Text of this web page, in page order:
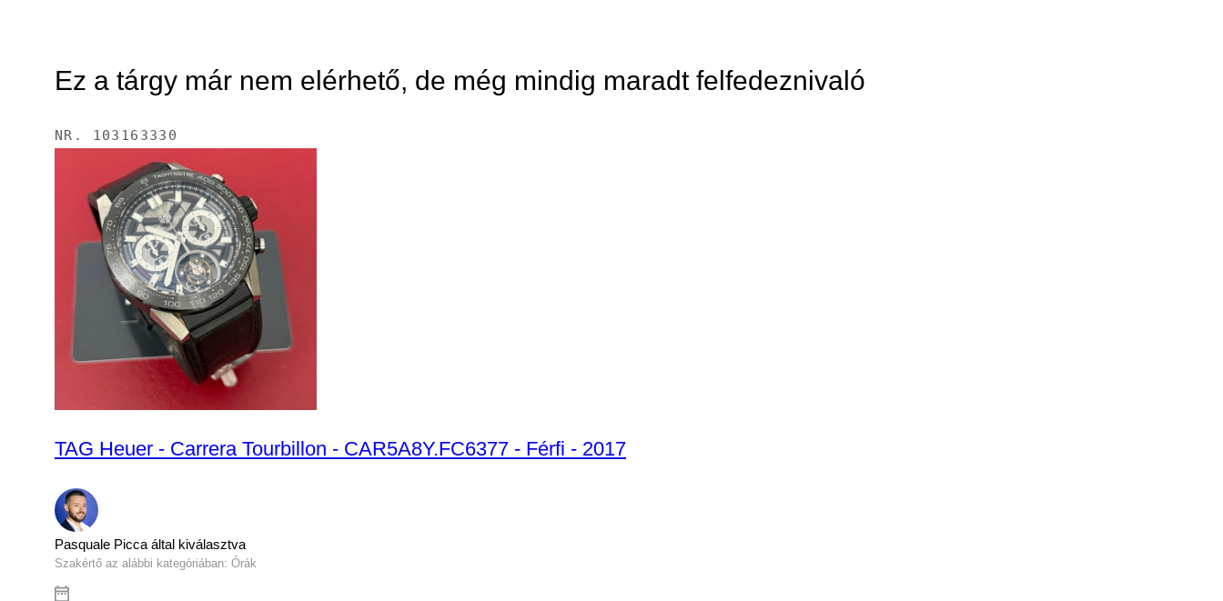
Ez a tárgy már nem elérhető, de még mindig maradt felfedeznivaló
NR. 103163330
TAG Heuer - Carrera Tourbillon - CAR5A8Y.FC6377 - Férfi - 2017
Pasquale Picca által kiválasztva
Szakértő az alábbi kategóriában: Órák